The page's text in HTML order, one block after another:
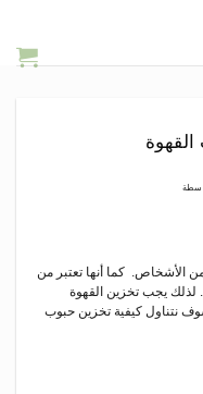
الأشخاص. كما أنها تعتبر من
لذلك يجب تخزين القهوة
نتناول كيفية تخزين حبوب